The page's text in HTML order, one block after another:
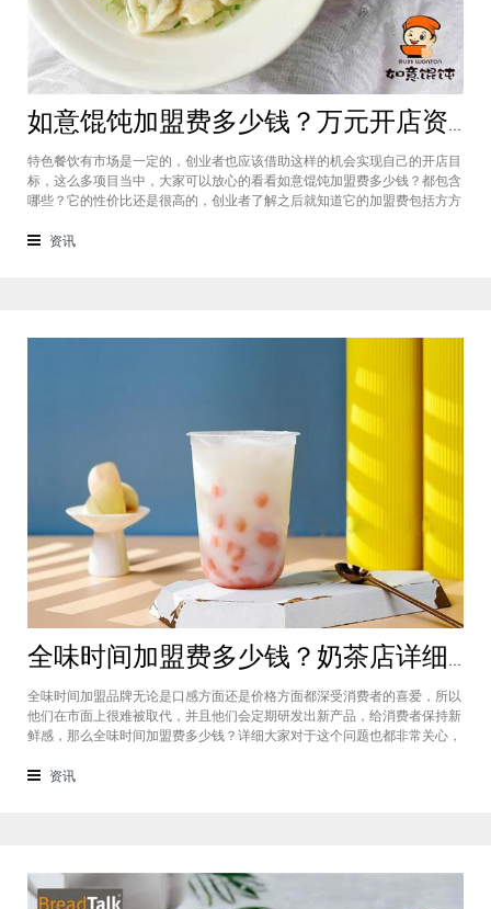
如意馄饨加盟费多少钱？万元开店资金压力基本上不会出现在经营中
特色餐饮有市场是一定的，创业者也应该借助这样的机会实现自己的开店目
标，这么多项目当中，大家可以放心的看看如意馄饨加盟费多少钱？都包含
哪些？它的性价比还是很高的，创业者了解之后就知道它的加盟费包括方方
的。加盟费用创业者想要了解一下如意馄饨加盟费多少钱？是不是值得加
资讯
全味时间加盟费多少钱？奶茶店详细费用分析就在这！
全味时间加盟品牌无论是口感方面还是价格方面都深受消费者的喜爱，所以
他们在市面上很难被取代，并且他们会定期研发出新产品，给消费者保持新
鲜感，那么全味时间加盟费多少钱？详细大家对于这个问题也都非常关心，
店，在这里就不说名字了。虽然开头说得很好，公司也确实提供了设备和产
资讯